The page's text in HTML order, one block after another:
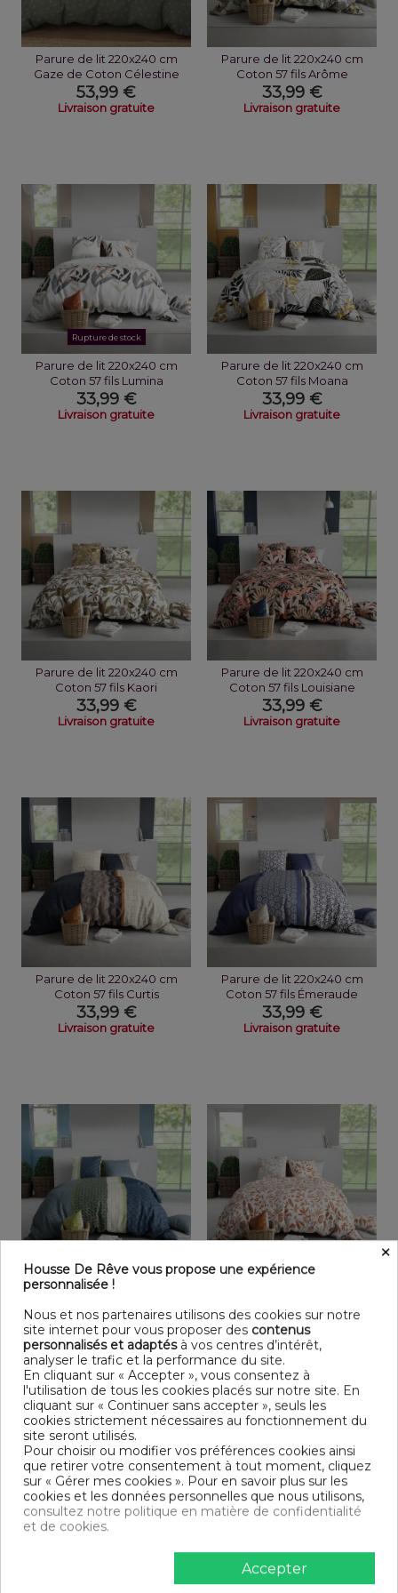
Parure de lit 220x240 cm
Gaze de Coton Célestine
53,99 €
Livraison gratuite
Parure de lit 220x240 cm
Coton 57 fils Arôme
33,99 €
Livraison gratuite
Rupture de stock
Parure de lit 220x240 cm
Coton 57 fils Lumina
33,99 €
Livraison gratuite
Parure de lit 220x240 cm
Coton 57 fils Moana
33,99 €
Livraison gratuite
Parure de lit 220x240 cm
Coton 57 fils Kaori
33,99 €
Livraison gratuite
Parure de lit 220x240 cm
Coton 57 fils Louisiane
33,99 €
Livraison gratuite
Parure de lit 220x240 cm
Coton 57 fils Curtis
33,99 €
Livraison gratuite
Parure de lit 220x240 cm
Coton 57 fils Émeraude
33,99 €
Livraison gratuite
Parure de lit 220x240 cm
33,99 €
Livraison gratuite
33,99 €
Livraison gratuite
Rupture de stock
×
Housse De Rêve vous propose une expérience
personnalisée !
Nous et nos partenaires utilisons des cookies sur notre
site internet pour vous proposer des contenus
personnalisés et adaptésà vos centres d’intérêt,
analyser le trafic et la performance du site.
En cliquant sur « Accepter », vous consentez à
l'utilisation de tous les cookies placés sur notre site. En
cliquant sur « Continuer sans accepter », seuls les
cookies strictement nécessaires au fonctionnement du
site seront utilisés.
Pour choisir ou modifier vos préférences cookies ainsi
que retirer votre consentement à tout moment, cliquez
sur « Gérer mes cookies ». Pour en savoir plus sur les
cookies et les données personnelles que nous utilisons,
consultez notre politique en matière de confidentialité
et de cookies.
Accepter